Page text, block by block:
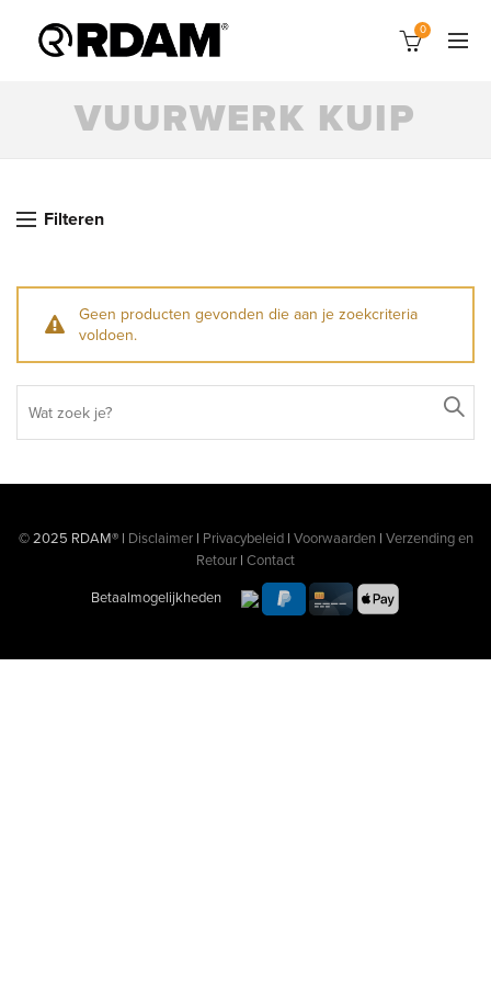
0
VUURWERK KUIP
Filteren
Geen producten gevonden die aan je zoekcriteria
voldoen.
for:
© 2025 RDAM® | Disclaimer| Privacybeleid| Voorwaarden | Verzending en
Retour | Contact
Betaalmogelijkheden